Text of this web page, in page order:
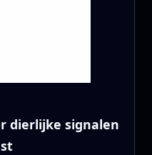
dierlijke signalen